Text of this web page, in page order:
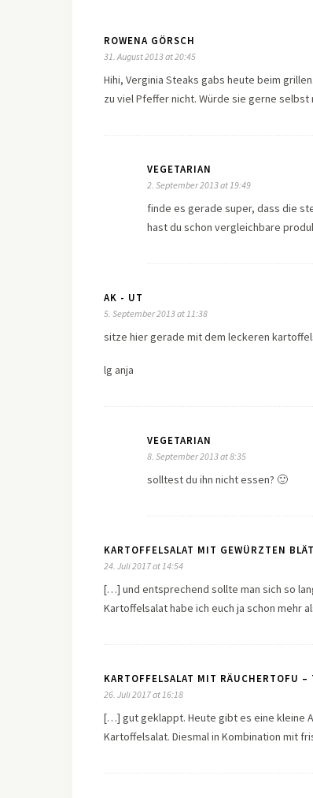
ROWENA GÖRSCH
31. August 2013 at 20:45
Hihi, Verginia Steaks gabs heute beim
zu viel Pfeffer nicht. Würde sie gerne selbst
VEGETARIAN
2. September 2013 at 19:49
finde es gerade super, dass die
hast du schon vergleichbare
AK - UT
5. September 2013 at 11:38
sitze hier gerade mit dem leckeren
lg anja
VEGETARIAN
8. September 2013 at 8:35
solltest du ihn nicht essen? 🙂
KARTOFFELSALAT MIT GEWÜRZTEN
24. Juli 2017 at 14:54
[…] und entsprechend sollte man sich so
Kartoffelsalat habe ich euch ja schon mehr
KARTOFFELSALAT MIT RÄUCHERTOFU –
26. Juli 2017 at 16:18
[…] gut geklappt. Heute gibt es eine kleine
Kartoffelsalat. Diesmal in Kombination mit